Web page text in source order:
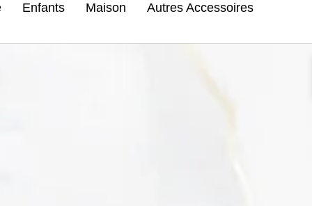
Enfants Maison Autres Accessoires